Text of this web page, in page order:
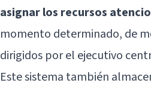
asignar los recursos
momento determinado, de
dirigidos por el ejecutivo
Este sistema también